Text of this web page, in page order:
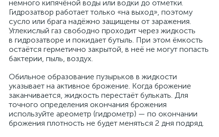
немного кипячёной воды или водки до отметки.
Гидрозатвор работает только «на выход», поэтому
сусло или брага надёжно защищены от заражения.
Углекислый газ свободно проходит через жидкость
в гидрозатворе и покидает бутыль. При этом ёмкость
остаётся герметично закрытой, в неё не могут попасть
бактерии, пыль, воздух.
Обильное образование пузырьков в жидкости
указывает на активное брожение. Когда брожение
заканчивается, жидкость перестаёт булькать. Для
точного определения окончания брожения
используйте ареометр (гидрометр) — по окончании
брожения плотность не будет меняться 2 дня подряд.